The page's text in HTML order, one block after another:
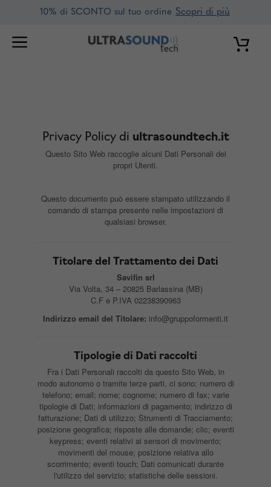
contenuto
10% di SCONTO sul tuo ordine Scopri di più
Privacy Policy di ultrasoundtech.it
Questo Sito Web raccoglie alcuni Dati Personali dei
propri Utenti.
Questo documento può essere stampato utilizzando il
comando di stampa presente nelle impostazioni di
qualsiasi browser.
Titolare del Trattamento dei Dati
Savifin srl
Via Volta, 34 – 20825 Barlassina (MB)
C.F e P.IVA 02238390963
Indirizzo email del Titolare: info@gruppoformenti.it
Tipologie di Dati raccolti
Fra i Dati Personali raccolti da questo Sito Web, in
modo autonomo o tramite terze parti, ci sono: numero di
telefono; email; nome; cognome; numero di fax; varie
tipologie di Dati; informazioni di pagamento; indirizzo di
fatturazione; Dati di utilizzo; Strumenti di Tracciamento;
posizione geografica; risposte alle domande; clic; eventi
keypress; eventi relativi ai sensori di movimento;
movimenti del mouse; posizione relativa allo
scorrimento; eventi touch; Dati comunicati durante
l'utilizzo del servizio; statistiche delle sessioni.